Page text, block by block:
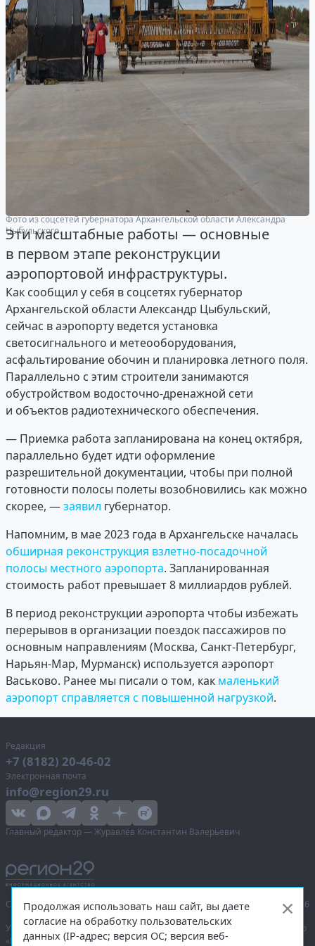
Фото из соцсетей губернатора Архангельской области Александра
Цыбульского.
Эти масштабные работы — основные
в первом этапе реконструкции
аэропортовой инфраструктуры.
Как сообщил у себя в соцсетях губернатор
Архангельской области Александр Цыбульский,
сейчас в аэропорту ведется установка
светосигнального и метеооборудования,
асфальтирование обочин и планировка летного поля.
Параллельно с этим строители занимаются
обустройством водосточно-дренажной сети
и объектов радиотехнического обеспечения.
— Приемка работа запланирована на конец октября,
параллельно будет идти оформление
разрешительной документации, чтобы при полной
готовности полосы полеты возобновились как можно
скорее, —заявил губернатор.
Напомним, в мае 2023 года в Архангельске началась
обширная реконструкция взлетно-посадочной
полосы местного аэропорта. Запланированная
стоимость работ превышает 8 миллиардов рублей.
В период реконструкции аэропорта чтобы избежать
перерывов в организации поездок пассажиров по
основным направлениям (Москва, Санкт-Петербург,
Нарьян-Мар, Мурманск) используется аэропорт
Васьково. Ранее мы писали о том, как маленький
аэропорт справляется с повышенной нагрузкой.
Редакция
+7 (8182) 20-46-02
Электронная почта
info@region29.ru
Главный редактор — Журавлёв Константин Валерьевич
Сетевое издание «Информационное агентство Регион 29»,
© 2016–2026
Учредитель — общество с ограниченной ответственностью «Агентство
«Правда Севера».
Продолжая использовать наш сайт, вы даете
согласие на обработку пользовательских
данных (IP-адрес; версия ОС; версия веб-